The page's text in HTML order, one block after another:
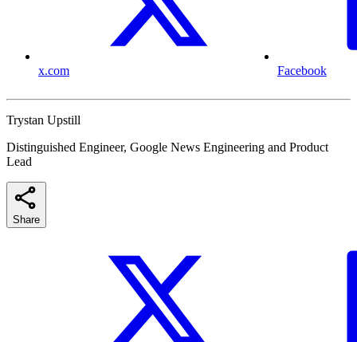
x.com Facebook
Trystan Upstill
Distinguished Engineer, Google News Engineering and Product
Lead
Share